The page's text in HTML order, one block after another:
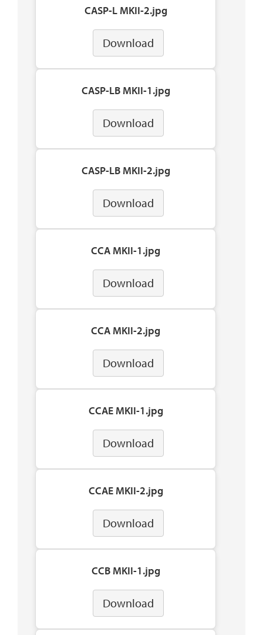
CASP-L MKII-2.jpg
Download
CASP-LB MKII-1.jpg
Download
CASP-LB MKII-2.jpg
Download
CCA MKII-1.jpg
Download
CCA MKII-2.jpg
Download
CCAE MKII-1.jpg
Download
CCAE MKII-2.jpg
Download
CCB MKII-1.jpg
Download